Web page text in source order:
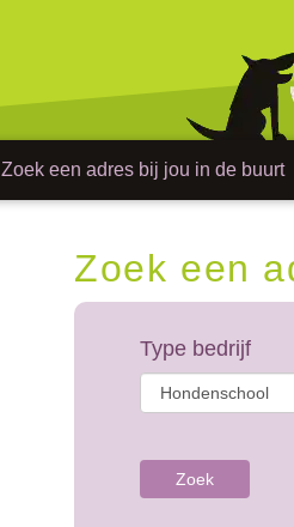
Zoek een adres bij jou in de buurt
Zoek een
Type bedrijf
Zoek